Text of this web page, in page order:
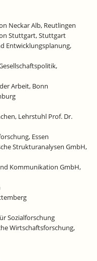
Neckar Alb, Reutlingen
Stuttgart, Stuttgart
Entwicklungsplanung,
Arbeit, Bonn
Lehrstuhl Prof. Dr.
Essen
Strukturanalysen GmbH,
Kommunikation GmbH,
Sozialforschung
Wirtschaftsforschung,